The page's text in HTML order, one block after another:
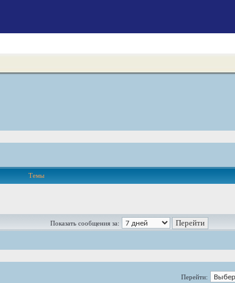
Темы
Показать сообщения за:
Перейти: